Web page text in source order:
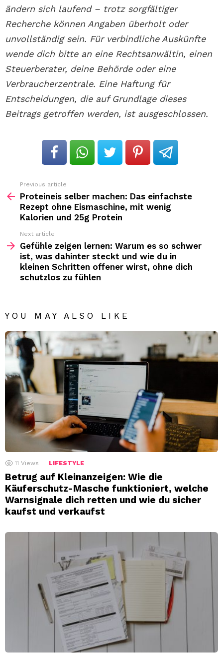
ändern sich laufend – trotz sorgfältiger
Recherche können Angaben überholt oder
unvollständig sein. Für verbindliche Auskünfte
wende dich bitte an eine Rechtsanwältin, einen
Steuerberater, deine Behörde oder eine
Verbraucherzentrale. Eine Haftung für
Entscheidungen, die auf Grundlage dieses
Beitrags getroffen werden, ist ausgeschlossen.
more
Previous article
Proteineis selber machen: Das einfachste
Rezept ohne Eismaschine, mit wenig
Kalorien und 25g Protein
Next article
Gefühle zeigen lernen: Warum es so schwer
ist, was dahinter steckt und wie du in
kleinen Schritten offener wirst, ohne dich
schutzlos zu fühlen
YOU MAY ALSO LIKE
11 Views LIFESTYLE
Betrug auf Kleinanzeigen: Wie die
Käuferschutz-Masche funktioniert, welche
Warnsignale dich retten und wie du sicher
kaufst und verkaufst